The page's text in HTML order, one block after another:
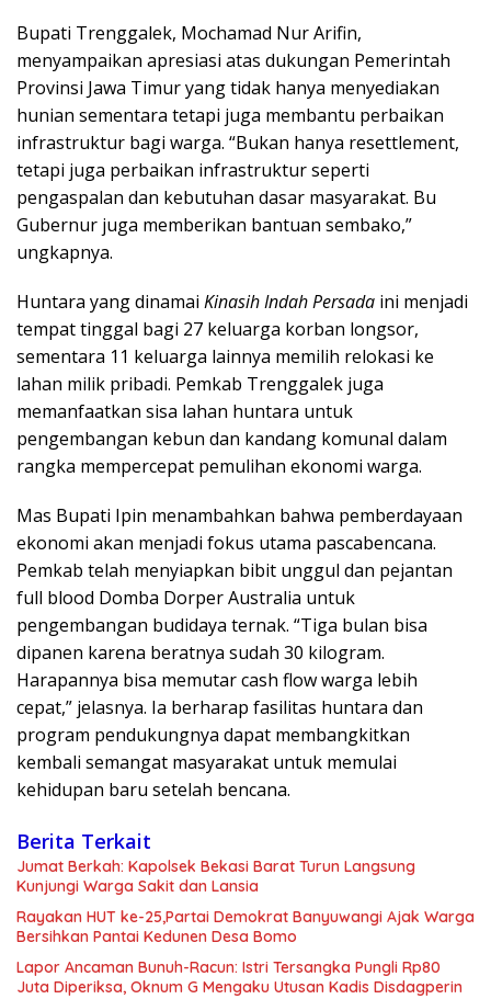
Bupati Trenggalek, Mochamad Nur Arifin,
menyampaikan apresiasi atas dukungan Pemerintah
Provinsi Jawa Timur yang tidak hanya menyediakan
hunian sementara tetapi juga membantu perbaikan
infrastruktur bagi warga. “Bukan hanya resettlement,
tetapi juga perbaikan infrastruktur seperti
pengaspalan dan kebutuhan dasar masyarakat. Bu
Gubernur juga memberikan bantuan sembako,”
ungkapnya.
Huntara yang dinamai Kinasih Indah Persada ini menjadi
tempat tinggal bagi 27 keluarga korban longsor,
sementara 11 keluarga lainnya memilih relokasi ke
lahan milik pribadi. Pemkab Trenggalek juga
memanfaatkan sisa lahan huntara untuk
pengembangan kebun dan kandang komunal dalam
rangka mempercepat pemulihan ekonomi warga.
Mas Bupati Ipin menambahkan bahwa pemberdayaan
ekonomi akan menjadi fokus utama pascabencana.
Pemkab telah menyiapkan bibit unggul dan pejantan
full blood Domba Dorper Australia untuk
pengembangan budidaya ternak. “Tiga bulan bisa
dipanen karena beratnya sudah 30 kilogram.
Harapannya bisa memutar cash flow warga lebih
cepat,” jelasnya. Ia berharap fasilitas huntara dan
program pendukungnya dapat membangkitkan
kembali semangat masyarakat untuk memulai
kehidupan baru setelah bencana.
Berita Terkait
Jumat Berkah: Kapolsek Bekasi Barat Turun Langsung
Kunjungi Warga Sakit dan Lansia
Rayakan HUT ke-25,Partai Demokrat Banyuwangi Ajak Warga
Bersihkan Pantai Kedunen Desa Bomo
Lapor Ancaman Bunuh-Racun: Istri Tersangka Pungli Rp80
Juta Diperiksa, Oknum G Mengaku Utusan Kadis Disdagperin